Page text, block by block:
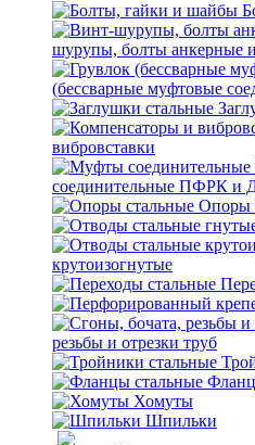
шурупы, болты анкерные
(бессварные муфтовые
вибровставки
соединительные ПФРК и
Опоры
крутоизогнутые
резьбы и отрезки труб
Хомуты
Шпильки